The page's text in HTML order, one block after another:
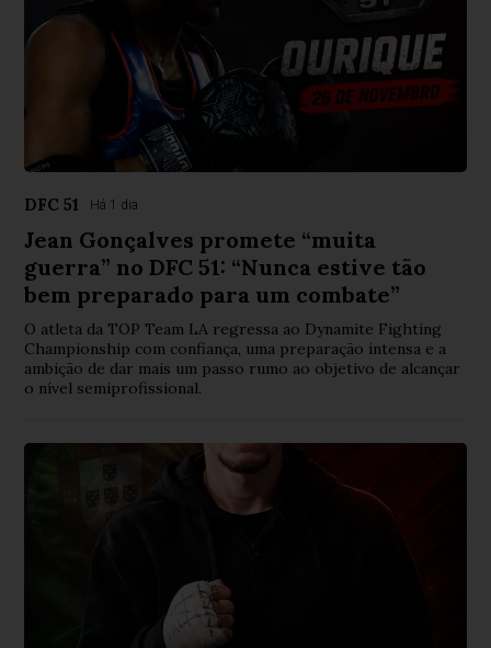
DFC 51 Há 1 dia
Jean Gonçalves promete “muita
guerra” no DFC 51: “Nunca estive tão
bem preparado para um combate”
O atleta da TOP Team LA regressa ao Dynamite Fighting
Championship com confiança, uma preparação intensa e a
ambição de dar mais um passo rumo ao objetivo de alcançar
o nível semiprofissional.